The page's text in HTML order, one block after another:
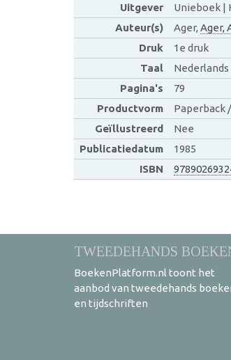
Uitgever
Unieboek |
Auteur(s)
Ager, Ager,
Druk
1e druk
Taal
Nederlands
Pagina's
79
Productvorm
Paperback
Geïllustreerd
Nee
Publicatiedatum
1985
ISBN
TWEEDEHANDS
BoekenPlatform.nl toont het
aanbod van tweedehands
en tijdschriften